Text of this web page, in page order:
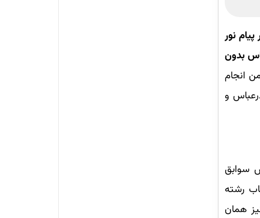
نور
بدون
انجام
و
سوابق
رشته
همان